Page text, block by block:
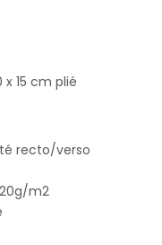
x 15 cm plié
recto/verso
m2